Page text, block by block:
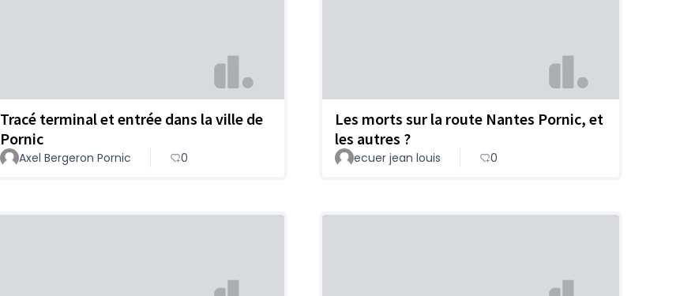
Tracé terminal et entrée dans la ville de
Pornic
Axel Bergeron Pornic 0
Les morts sur la route Nantes Pornic, et
les autres ?
ecuer jean louis 0